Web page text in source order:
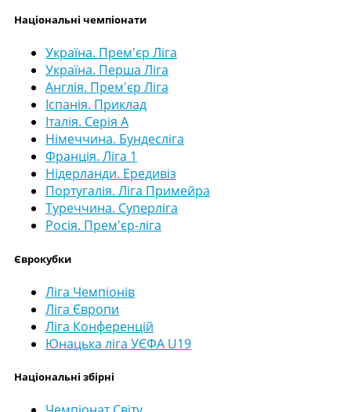
Національні чемпіонати
Україна. Прем'єр Ліга
Україна. Перша Ліга
Англія. Прем'єр Ліга
Іспанія. Приклад
Італія. Серія А
Німеччина. Бундесліга
Франція. Ліга 1
Нідерланди. Ередивіз
Португалія. Ліга Примейра
Туреччина. Суперліга
Росія. Прем'єр-ліга
Єврокубки
Ліга Чемпіонів
Ліга Європи
Ліга Конференцій
Юнацька ліга УЄФА U19
Національні збірні